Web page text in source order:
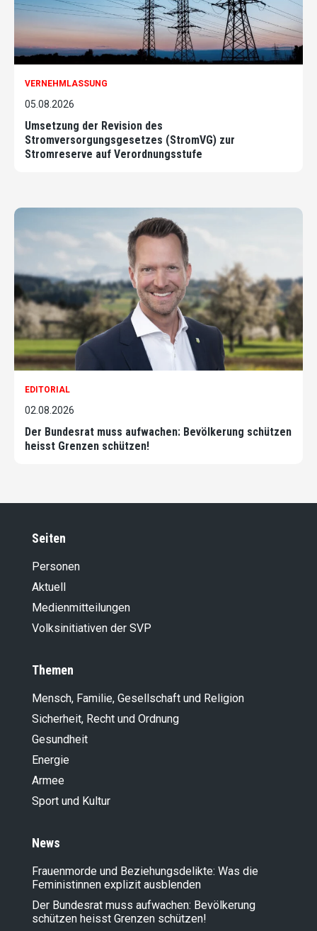
VERNEHMLASSUNG
05.08.2026
Umsetzung der Revision des
Stromversorgungsgesetzes (StromVG) zur
Stromreserve auf Verordnungsstufe
EDITORIAL
02.08.2026
Der Bundesrat muss aufwachen: Bevölkerung schützen
heisst Grenzen schützen!
Seiten
Personen
Aktuell
Medienmitteilungen
Volksinitiativen der SVP
Themen
Mensch, Familie, Gesellschaft und Religion
Sicherheit, Recht und Ordnung
Gesundheit
Energie
Armee
Sport und Kultur
News
Frauenmorde und Beziehungsdelikte: Was die
Feministinnen explizit ausblenden
Der Bundesrat muss aufwachen: Bevölkerung
schützen heisst Grenzen schützen!